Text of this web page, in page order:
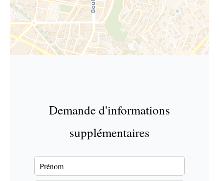
Demande d'informations
supplémentaires